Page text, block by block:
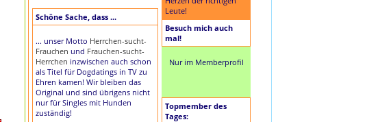
Schöne Sache, dass ...
... unser Motto Herrchen-sucht-
Frauchen und Frauchen-sucht-
Herrchen inzwischen auch schon
als Titel für Dogdatings in TV zu
Ehren kamen! Wir bleiben das
Original und sind übrigens nicht
nur für Singles mit Hunden
zuständig!
Leute!
Besuch mich auch
mal!
Nur im Memberprofil
Topmember des
Tages: